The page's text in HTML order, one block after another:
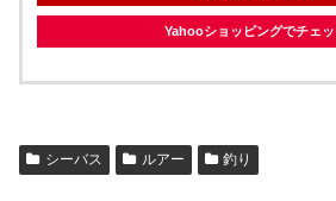
Yahooショッピングでチェッ
シーバス ルアー 釣り